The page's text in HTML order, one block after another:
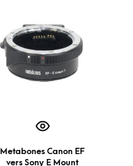
Metabones Canon EF
vers Sony E Mount